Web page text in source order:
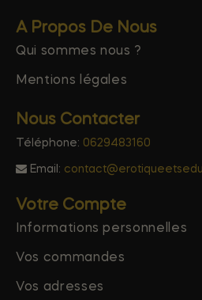
A Propos De Nous
Qui sommes nous ?
Mentions légales
Nous Contacter
Téléphone: 0629483160
Email:
Votre Compte
Informations personnelles
Vos commandes
Vos adresses